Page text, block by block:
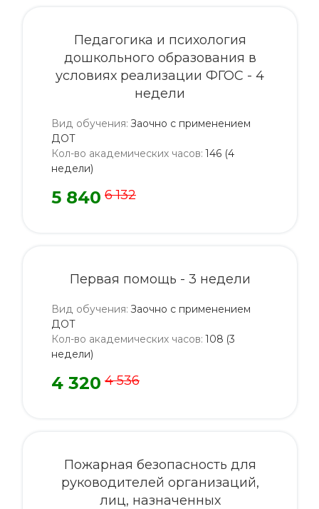
Педагогика и психология
дошкольного образования в
условиях реализации ФГОС - 4
недели
Вид обучения: Заочно с применением
ДОТ
Кол-во академических часов: 146 (4
недели)
5 840 6 132
Первая помощь - 3 недели
Вид обучения: Заочно с применением
ДОТ
Кол-во академических часов: 108 (3
недели)
4 320 4 536
Пожарная безопасность для
руководителей организаций,
лиц, назначенных